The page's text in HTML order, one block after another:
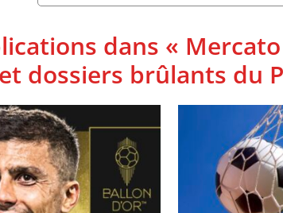
dans « Mercato
dossiers brûlants du